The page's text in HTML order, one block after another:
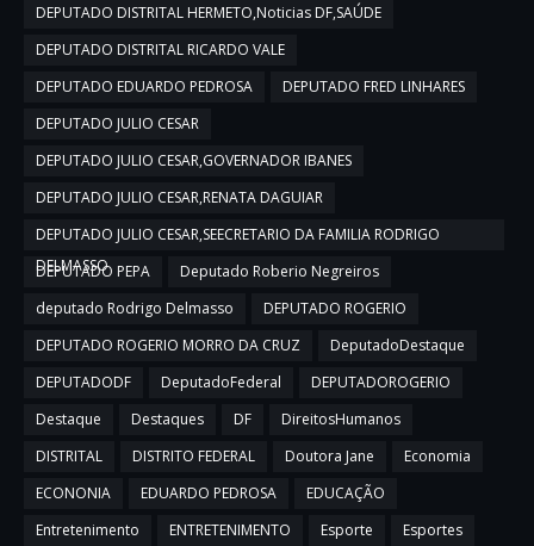
DEPUTADO DISTRITAL HERMETO,Noticias DF,SAÚDE
DEPUTADO DISTRITAL RICARDO VALE
DEPUTADO EDUARDO PEDROSA
DEPUTADO FRED LINHARES
DEPUTADO JULIO CESAR
DEPUTADO JULIO CESAR,GOVERNADOR IBANES
DEPUTADO JULIO CESAR,RENATA DAGUIAR
DEPUTADO JULIO CESAR,SEECRETARIO DA FAMILIA RODRIGO
DELMASSO
DEPUTADO PEPA
Deputado Roberio Negreiros
deputado Rodrigo Delmasso
DEPUTADO ROGERIO
DEPUTADO ROGERIO MORRO DA CRUZ
DeputadoDestaque
DEPUTADODF
DeputadoFederal
DEPUTADOROGERIO
Destaque
Destaques DF
DireitosHumanos
DISTRITAL
DISTRITO FEDERAL Doutora Jane
Economia
ECONONIA
EDUARDO PEDROSA
EDUCAÇÃO
Entretenimento
ENTRETENIMENTO Esporte
Esportes